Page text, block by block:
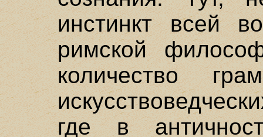
инстинкт всей
римской
количество
где в